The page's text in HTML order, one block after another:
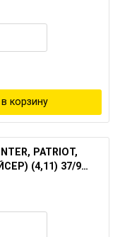
корзину
PATRIOT,
(4,11) 37/9